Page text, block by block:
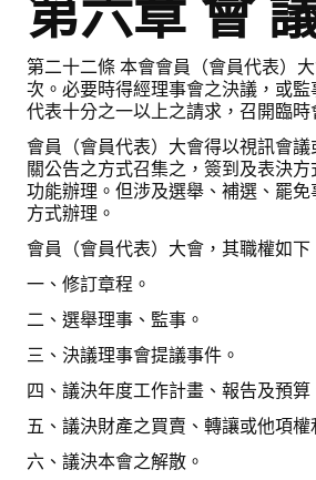
第二十二條 本會會員（會員代表）
次。必要時得經理事會之決議，或
代表十分之一以上之請求，召開臨時
會員（會員代表）大會得以視訊會
關公告之方式召集之，簽到及表決
功能辦理。但涉及選舉、補選、罷
方式辦理。
會員（會員代表）大會，其職權如下
一、修訂章程。
二、選舉理事、監事。
三、決議理事會提議事件。
四、議決年度工作計畫、報告及預算
五、議決財產之買賣、轉讓或他項權
六、議決本會之解散。